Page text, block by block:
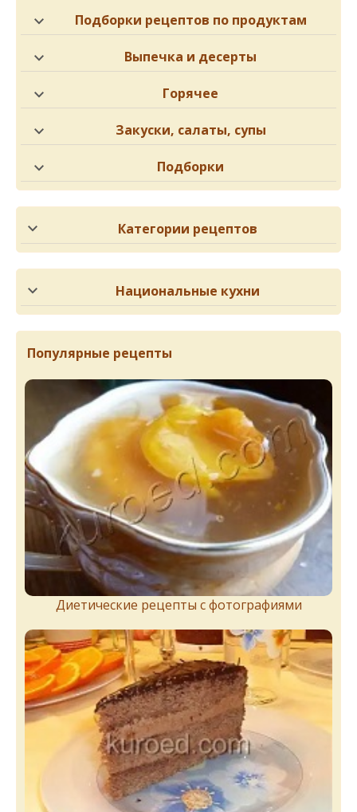
Подборки рецептов по продуктам
Выпечка и десерты
Горячее
Закуски, салаты, супы
Подборки
Категории рецептов
Национальные кухни
Популярные рецепты
Диетические рецепты с фотографиями